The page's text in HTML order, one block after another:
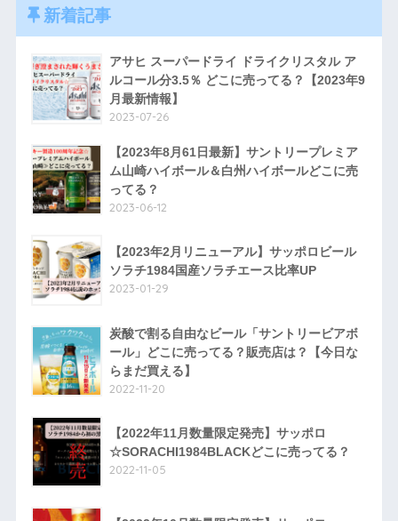
新着記事
アサヒ スーパードライ ドライクリスタル ア
ルコール分3.5％ どこに売ってる？【2023年9
月最新情報】
2023-07-26
【2023年8月61日最新】サントリープレミア
ム山崎ハイボール＆白州ハイボールどこに売
ってる？
2023-06-12
【2023年2月リニューアル】サッポロビール
ソラチ1984国産ソラチエース比率UP
2023-01-29
炭酸で割る自由なビール「サントリービアボ
ール」どこに売ってる？販売店は？【今日な
らまだ買える】
2022-11-20
【2022年11月数量限定発売】サッポロ
☆SORACHI1984BLACKどこに売ってる？
2022-11-05